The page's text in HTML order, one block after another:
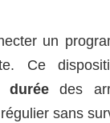
un
Ce
duréedes
sans